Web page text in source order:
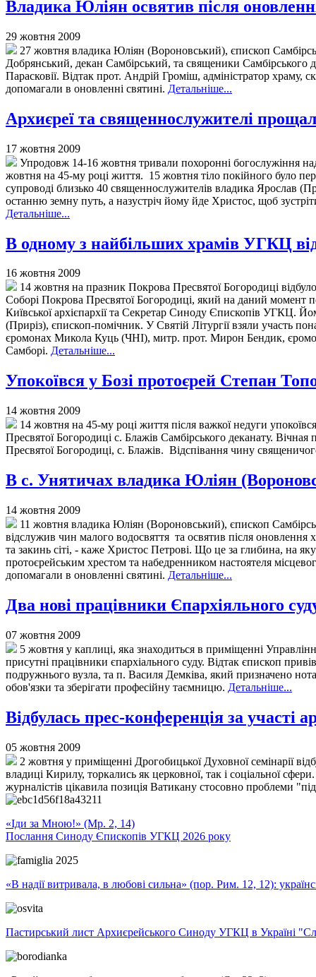
Владика Юліян освятив після
29 жовтня 2009
27 жовтня владика Юліян (Вороновський), єпископ
Добрянський, декан Самбірський, та священики Самбірського
Парасковії. Відтак прот. Андрій Громіш, адміністратор
допомагали в оновленні святині. Детальніше...
Архиєреї та священнослужителі
17 жовтня 2009
Упродовж 14-16 жовтня тривали похоронні богослужіння
жовтня на 45-му році життя. 15 жовтня тіло покійного було
супроводі близько 40 священнослужителів владика Ярослав
останню земну путь, а назустріч йому йде Христос, щоб
Детальніше...
В одному з найбільших храмів УГКЦ
16 жовтня 2009
14 жовтня на празник Покрова Пресвятої Богородиці
Соборі Покрова Пресвятої Богородиці, який на даний момент
Київської архієпархії та Секретар Синоду Єпископів УГКЦ.
(Приріз), єпископ-помічник. У Святій Літургії взяли участь
єромонах Микола Куць (ЧНІ), митр. прот. Мирон Бендик,
Самборі. Детальніше...
Упокоївся у Бозі протоєрей Степан
14 жовтня 2009
14 жовтня на 45-му році життя після важкої недуги
Пресвятої Богородиці с. Блажів Самбірського деканату.
Пресвятої Богородиці, с. Блажів. Відспівання чину
В с. Унятичах владика Юліян
14 жовтня 2009
11 жовтня владика Юліян (Вороновський), єпископ
відслужив чин малого водосвяття та освятив після
та закинь сіті, - каже Христос Петрові. Що це за глибина, на
протоєрейським хрестом та набедренником настоятеля
допомагали в оновленні святині. Детальніше...
Два нові працівники Єпархіяльного
07 жовтня 2009
5 жовтня у каплиці, яка знаходиться в приміщенні
присутні працівники єпархіального суду. Відтак єпископ
подружнього вузла, та п. Василя Демківа, який призначено
обов'язки та зберігати професійну таємницю. Детальніше...
Відбулась прес-конференція за
05 жовтня 2009
2 жовтня у приміщенні Дрогобицької Духовної семінарії
владиці Кирилу, торкались як церковної, так і соціальної
журналістів цікавила позиція Ватикану стосовно проблеми
«Іди за Мною!» (Мр. 2, 14)
Послання Синоду Єпископів УГКЦ 2026 року
«В надії витривала, в любові сильна» (пор. Рим. 12, 12):
Пастирський лист Архиєрейського Синоду УГКЦ в Україні